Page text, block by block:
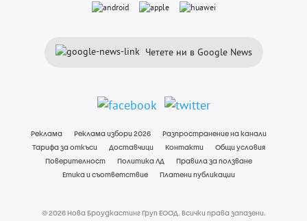
Четете ни в Google News
Реклама Реклама избори 2026
Разпространение на канали
Тарифа за откъси
Доставчици Контакти
Общи условия
Поверителност
Политика ЛД
Правила за ползване
Етика и съответствие
Платени публикации
© 2026 Нова Броудкастинг Груп ЕООД. Всички права запазени.